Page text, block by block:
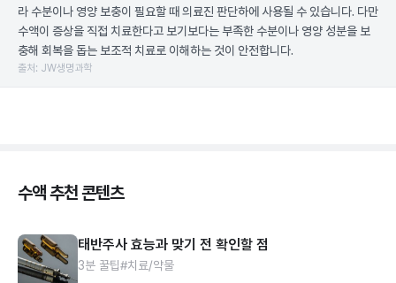
라 수분이나 영양 보충이 필요할 때 의료진 판단하에 사용될 수 있습니다. 다만
수액이 증상을 직접 치료한다고 보기보다는 부족한 수분이나 영양 성분을 보
충해 회복을 돕는 보조적 치료로 이해하는 것이 안전합니다.
출처: JW생명과학
수액 추천 콘텐츠
태반주사 효능과 맞기 전 확인할 점
3분 꿀팁#치료/약물